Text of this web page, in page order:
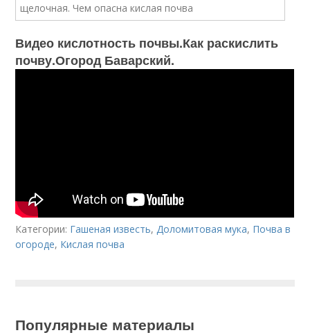
Видео кислотность почвы.Как раскислить
почву.Огород Баварский.
Категории: Гашеная известь,Доломитовая мука, Почва в
огороде, Кислая почва
Популярные материалы